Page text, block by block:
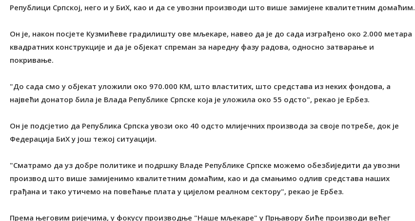
Републици Српској, него и у БиХ, као и да се увозни производи што више замијене квалитетним домаћим.
Он је, након посјете Кузмићеве градилишту ове мљекаре, навео да је до сада изграђено око 2.000 метара
квадратних конструкције и да је објекат спреман за наредну фазу радова, односно затварање и
покривање.
"До сада смо у објекат уложили око 970.000 КМ, што властитих, што средстава из неких фондова, а
највећи донатор била је Влада Републике Српске која је уложила око 55 одсто", рекао је Ербез.
Он је подсјетио да Република Српска увози око 40 одсто млијечних производа за своје потребе, док је
Федерација БиХ у још тежој ситуацији.
"Сматрамо да уз добре политике и подршку Владе Републике Српске можемо обезбиједити да увозни
производ што више замијенимо квалитетним домаћим, као и да смањимо одлив средстава наших
грађана и тако утичемо на повећање плата у цијелом реалном сектору", рекао је Ербез.
Према његовим ријечима, у фокусу производње "Наше мљекаре" у Прњавору биће производи већег